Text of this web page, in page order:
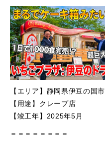
【エリア】静岡県伊豆の国市
【用途】クレープ店
【竣工年】2025年5月
＝＝＝＝＝＝＝＝